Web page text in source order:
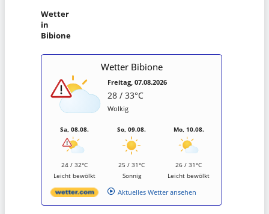
Wetter
in
Bibione
Wetter Bibione
Freitag, 07.08.2026
28 / 33°C
Wolkig
Sa, 08.08.
24 / 32°C
Leicht bewölkt
So, 09.08.
25 / 31°C
Sonnig
Mo, 10.08.
26 / 31°C
Leicht bewölkt
Aktuelles Wetter ansehen